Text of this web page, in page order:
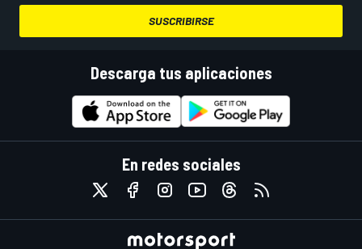
SUSCRIBIRSE
Descarga tus aplicaciones
En redes sociales